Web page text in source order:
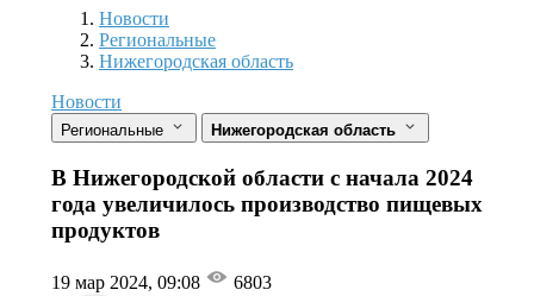
Новости
Разделы
Новости
Региональные
Нижегородская область
Новости
Региональные Нижегородская область
В Нижегородской области с начала 2024
года увеличилось производство пищевых
продуктов
19 мар 2024, 09:08 6803